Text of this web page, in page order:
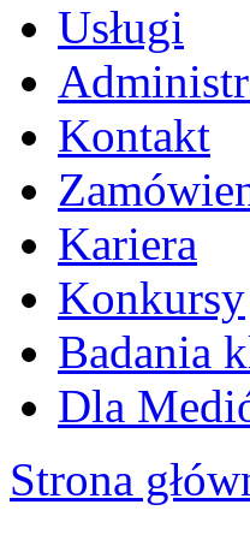
Usługi
Kontakt
Kariera
Konkursy
Badania
Dla
Strona